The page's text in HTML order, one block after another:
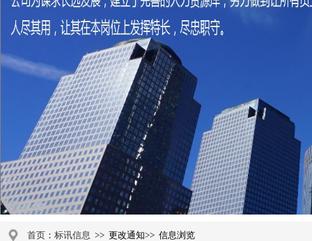
首页 ： 标讯信息 >> 更改通知>> 信息浏览